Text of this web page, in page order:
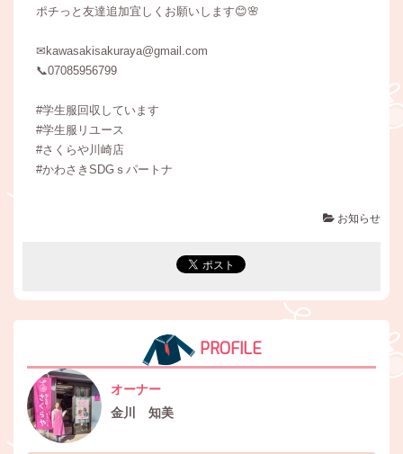
ポチっと友達追加宜しくお願いします😊🌸
✉kawasakisakuraya@gmail.com
📞07085956799
#学生服回収しています
#学生服リユース
#さくらや川崎店
#かわさきSDGｓパートナ
お知らせ
PROFILE
オーナー
金川 知美